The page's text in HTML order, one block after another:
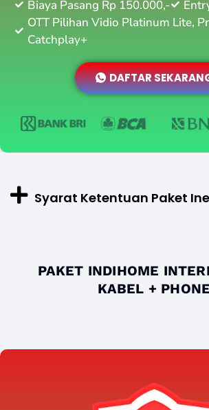
Biaya Pasang Rp 150.000,-
OTT Pilihan Vidio Platinum Lite,
Catchplay+
DAFTAR
Syarat Ketentuan Paket
PAKET INDIHOME
KABEL + PHONE